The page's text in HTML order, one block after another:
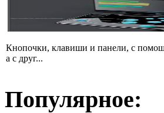
Кнопочки, клавиши и панели, с
а с друг...
Популярное: